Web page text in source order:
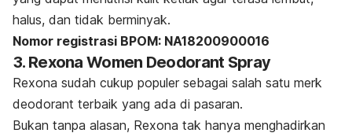
halus, dan tidak berminyak.
Nomor registrasi BPOM: NA18200900016
3. Rexona Women Deodorant Spray
Rexona sudah cukup populer sebagai salah satu merk
deodorant terbaik yang ada di pasaran.
Bukan tanpa alasan, Rexona tak hanya menghadirkan